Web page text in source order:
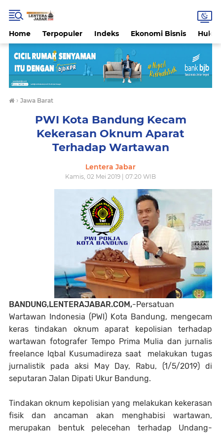
Home Terpopuler Indeks Ekonomi Bisnis
› Jawa Barat
PWI Kota Bandung Kecam
Kekerasan Oknum Aparat
Terhadap Wartawan
Lentera Jabar
Kamis, 02 Mei 2019 | 07:20 WIB
BANDUNG,LENTERAJABAR.COM,-Persatuan
Wartawan Indonesia (PWI) Kota Bandung, mengecam
keras tindakan oknum aparat kepolisian terhadap
wartawan fotografer Tempo Prima Mulia dan jurnalis
freelance Iqbal Kusumadireza saat melakukan tugas
jurnalistik pada aksi May Day, Rabu, (1/5/2019) di
seputaran Jalan Dipati Ukur Bandung.
Tindakan oknum kepolisian yang melakukan kekerasan
fisik dan ancaman akan menghabisi wartawan,
merupakan bentuk pelecehan terhadap Undang-